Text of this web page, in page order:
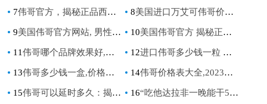
7伟哥官方，揭秘正品西地那非的正确使用方法与注意事项 8美国进口万艾可伟哥价格表, 最新价格一览, 如何正确选购, 真假辨别指南
9美国伟哥官方网站, 男性健康首选, 安全有效的解决方案 10美国伟哥官方 揭秘正品西地那非的购买渠道与使用指南
11伟哥哪个品牌效果好,专业评测与选购指南 12进口伟哥多少钱一粒 价格表,进口伟哥价格一览表,进口伟哥多少钱一粒价格表,进口伟哥价格表2023
13伟哥多少钱一盒,价格解析与购买指南 14伟哥价格表大全,2023年最新伟哥价格对比与购买指南
15伟哥可以延时多久：揭秘其对男性持久力的影响 16“吃他达拉非一晚能干5次活吗：揭秘男性健康与性能力提升”